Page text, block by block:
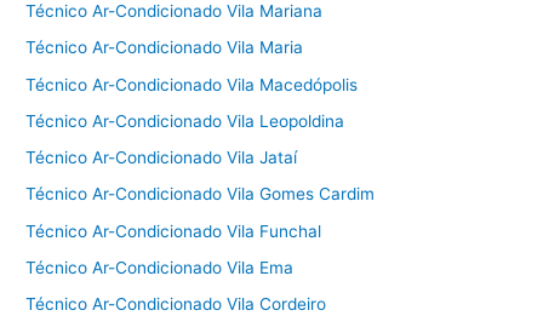
Técnico Ar-Condicionado Vila Mariana
Técnico Ar-Condicionado Vila Maria
Técnico Ar-Condicionado Vila Macedópolis
Técnico Ar-Condicionado Vila Leopoldina
Técnico Ar-Condicionado Vila Jataí
Técnico Ar-Condicionado Vila Gomes Cardim
Técnico Ar-Condicionado Vila Funchal
Técnico Ar-Condicionado Vila Ema
Técnico Ar-Condicionado Vila Cordeiro